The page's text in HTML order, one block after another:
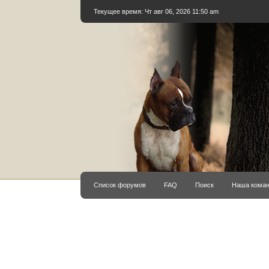
Текущее время: Чт авг 06, 2026 11:50 am
Список форумов FAQ Поиск Наша